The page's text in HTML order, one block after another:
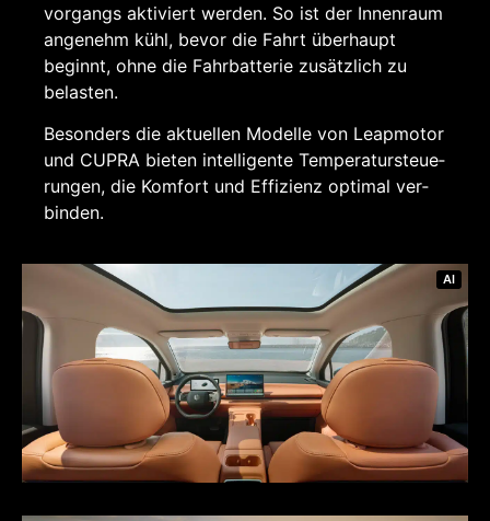
vor­gangs akti­viert wer­den. So ist der Innen­raum
ange­nehm kühl, bevor die Fahrt über­haupt
beginnt, ohne die Fahr­bat­te­rie zusätz­lich zu
belas­ten.
Beson­ders die aktu­el­len Model­le von Leap­mo­tor
und CUP­RA bie­ten intel­li­gen­te Tem­pe­ra­tur­steue­
run­gen, die Kom­fort und Effi­zi­enz opti­mal ver­
bin­den.
AI